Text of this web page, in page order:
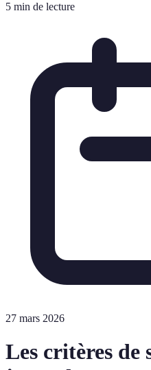
5 min de lecture
27 mars 2026
Les critères de